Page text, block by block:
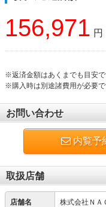
156,971 円
※返済金額はあくまでも目安で
※購入時は別途諸費用が必要で
お問い合わせ
内覧予
取扱店舗
店舗名 株式会社Ｎ